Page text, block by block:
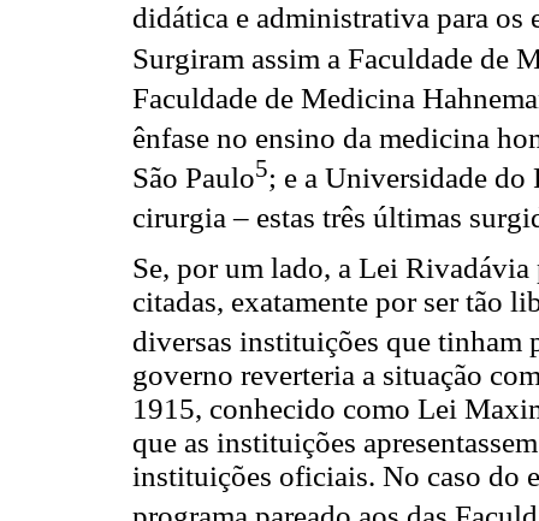
didática e administrativa para os
Surgiram assim a Faculdade de
Faculdade de Medicina
ênfase no ensino da medicina
São Paulo5; e a Universidade do
cirurgia – estas três últimas
Se, por um lado, a Lei
citadas, exatamente por ser tão
diversas instituições que
governo reverteria a situação
1915, conhecido como Lei
que as instituições
instituições oficiais. No caso do